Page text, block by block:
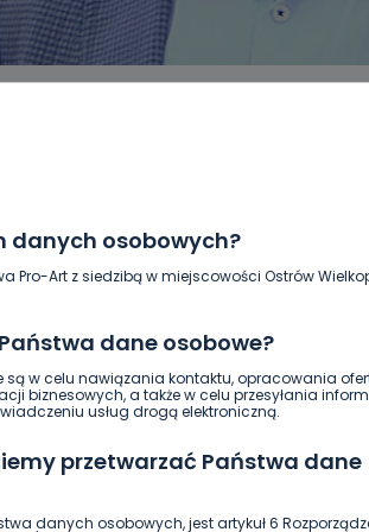
osobowych?
Pro-Art z siedzibą w miejscowości Ostrów
dane osobowe?
w celu nawiązania kontaktu, opracowania
biznesowych, a także w celu przesyłania
usług drogą elektroniczną.
przetwarzać Państwa dane
danych osobowych, jest artykuł 6
I FINANSE HISTORIA
WASZE INFO WSZYSTKICH ŚWIĘTYCH